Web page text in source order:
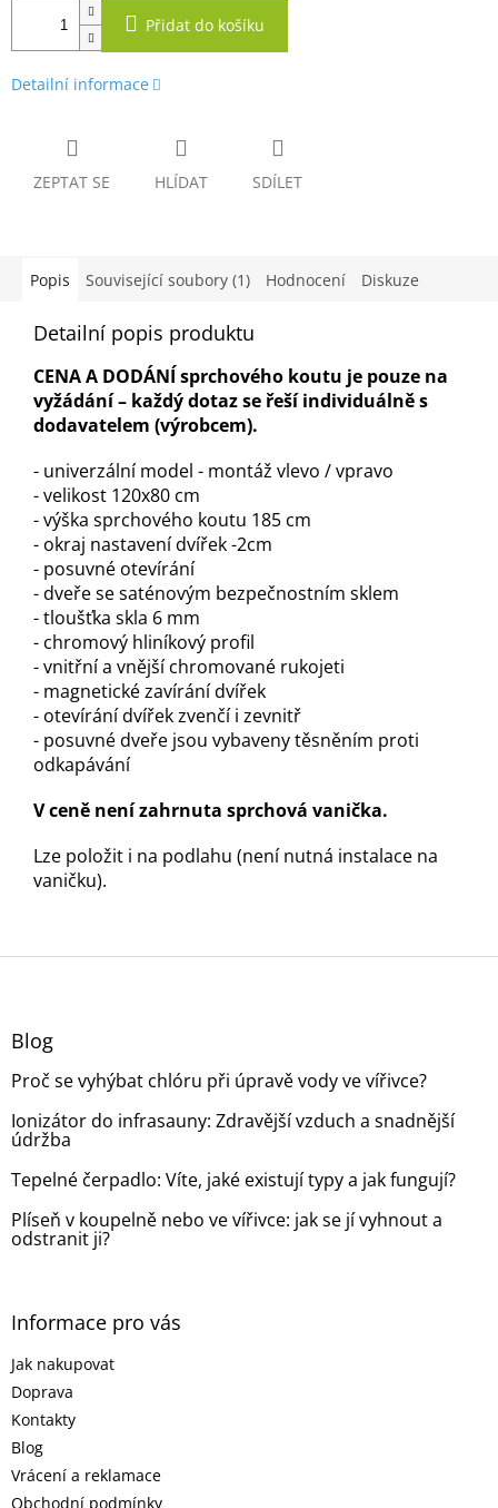
Přidat do košíku
Detailní informace
ZEPTAT SE HLÍDAT SDÍLET
Popis Související soubory (1) Hodnocení Diskuze
Detailní popis produktu
CENA A DODÁNÍ sprchového koutu je pouze na
vyžádání – každý dotaz se řeší individuálně s
dodavatelem (výrobcem).
- univerzální model - montáž vlevo / vpravo
- velikost 120x80 cm
- výška sprchového koutu 185 cm
- okraj nastavení dvířek -2cm
- posuvné otevírání
- dveře se saténovým bezpečnostním sklem
- tloušťka skla 6 mm
- chromový hliníkový profil
- vnitřní a vnější chromované rukojeti
- magnetické zavírání dvířek
- otevírání dvířek zvenčí i zevnitř
- posuvné dveře jsou vybaveny těsněním proti
odkapávání
V ceně není zahrnuta sprchová vanička.
Lze položit i na podlahu (není nutná instalace na
vaničku).
Z
Blog
Proč se vyhýbat chlóru při úpravě vody ve vířivce?
Ionizátor do infrasauny: Zdravější vzduch a snadnější
údržba
Tepelné čerpadlo: Víte, jaké existují typy a jak fungují?
Plíseň v koupelně nebo ve vířivce: jak se jí vyhnout a
odstranit ji?
Informace pro vás
Jak nakupovat
Doprava
Kontakty
Blog
Vrácení a reklamace
Obchodní podmínky